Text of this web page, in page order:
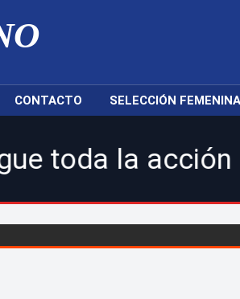
CONTACTO SELECCIÓN FEMENINA
de la